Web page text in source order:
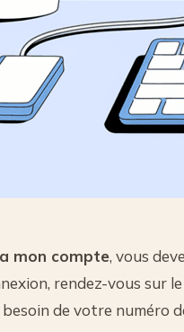
mon compte, vous
rendez-vous sur
besoin de votre numéro